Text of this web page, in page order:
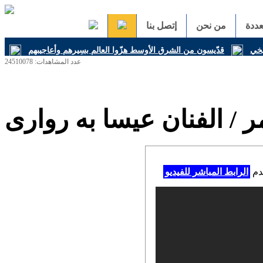
من نحن إتصل بنا
قدّيسون من الشرق الأوسط هزّوا العالم بسِيرهم وأعاجيبهم
عدد المشاهدات: 24510078
/ الفنان عيسا به روارى
الرابط المباشر للفيديو